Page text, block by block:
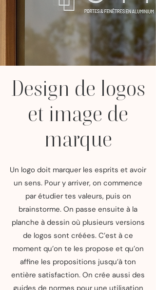
Design de logos
et image de
marque
Un logo doit marquer les esprits et avoir
un sens. Pour y arriver, on commence
par étudier tes valeurs, puis on
brainstorme. On passe ensuite à la
planche à dessin où plusieurs versions
de logos sont créées. C’est à ce
moment qu’on te les propose et qu’on
affine les propositions jusqu’à ton
entière satisfaction. On crée aussi des
guides de normes pour une utilisation